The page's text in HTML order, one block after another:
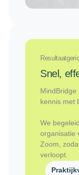
Snel,
MindBridge
kennis met
We
organisatie
Zoom,
verloopt.